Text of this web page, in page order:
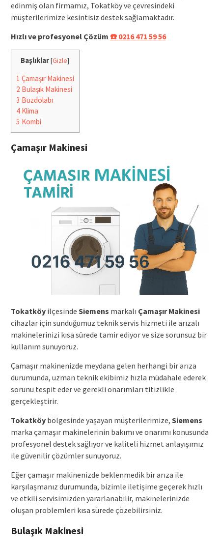
edinmiş olan firmamız, Tokatköy ve çevresindeki
müşterilerimize kesintisiz destek sağlamaktadır.
Hızlı ve profesyonel Çözüm ☎️ 0216 471 59 56
Başlıklar[Gizle]
1 Çamaşır Makinesi
2 Bulaşık Makinesi
3 Buzdolabı
4Klima
5 Kombi
Çamaşır Makinesi
Tokatköyilçesinde Siemens markalı Çamaşır Makinesi
cihazlar için sunduğumuz teknik servis hizmeti ile arızalı
makinelerinizi kısa sürede tamir ediyor ve size sorunsuz bir
kullanım sunuyoruz.
Çamaşır makinenizde meydana gelen herhangi bir arıza
durumunda, uzman teknik ekibimiz hızla müdahale ederek
sorunu tespit eder ve gerekli onarımları titizlikle
gerçekleştirir.
Tokatköybölgesinde yaşayan müşterilerimize, Siemens
marka çamaşır makinelerinin bakımı ve onarımı konusunda
profesyonel destek sağlıyor ve kaliteli hizmet anlayışımız
ile güvenilir çözümler sunuyoruz.
Eğer çamaşır makinenizde beklenmedik bir arıza ile
karşılaşmanız durumunda, bizimle iletişime geçerek hızlı
ve etkili servisimizden yararlanabilir, makinelerinizde
oluşan problemleri kısa sürede çözebilirsiniz.
Bulaşık Makinesi